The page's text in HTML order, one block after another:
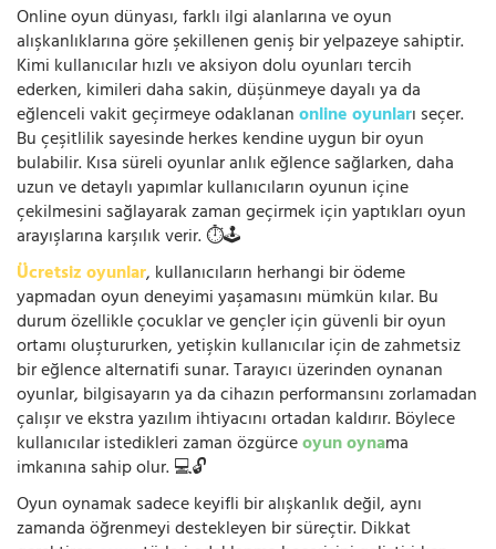
Online oyun dünyası, farklı ilgi alanlarına ve oyun
alışkanlıklarına göre şekillenen geniş bir yelpazeye sahiptir.
Kimi kullanıcılar hızlı ve aksiyon dolu oyunları tercih
ederken, kimileri daha sakin, düşünmeye dayalı ya da
eğlenceli vakit geçirmeye odaklananonline oyunları seçer.
Bu çeşitlilik sayesinde herkes kendine uygun bir oyun
bulabilir. Kısa süreli oyunlar anlık eğlence sağlarken, daha
uzun ve detaylı yapımlar kullanıcıların oyunun içine
çekilmesini sağlayarak zaman geçirmek için yaptıkları oyun
arayışlarına karşılık verir. ⏱️🕹️
Ücretsiz oyunlar, kullanıcıların herhangi bir ödeme
yapmadan oyun deneyimi yaşamasını mümkün kılar. Bu
durum özellikle çocuklar ve gençler için güvenli bir oyun
ortamı oluştururken, yetişkin kullanıcılar için de zahmetsiz
bir eğlence alternatifi sunar. Tarayıcı üzerinden oynanan
oyunlar, bilgisayarın ya da cihazın performansını zorlamadan
çalışır ve ekstra yazılım ihtiyacını ortadan kaldırır. Böylece
kullanıcılar istedikleri zaman özgürceoyun oynama
imkanına sahip olur. 💻🔓
Oyun oynamak sadece keyifli bir alışkanlık değil, aynı
zamanda öğrenmeyi destekleyen bir süreçtir. Dikkat